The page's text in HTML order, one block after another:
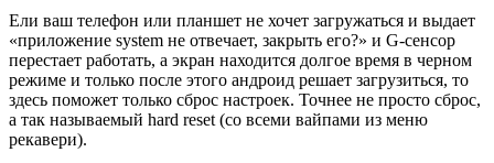
Ели ваш телефон или планшет не хочет загружаться и выдает
«приложение system не отвечает, закрыть его?» и G-сенсор
перестает работать, а экран находится долгое время в черном
режиме и только после этого андроид решает загрузиться, то
здесь поможет только сброс настроек. Точнее не просто сброс,
а так называемый hard reset (со всеми вайпами из меню
рекавери).